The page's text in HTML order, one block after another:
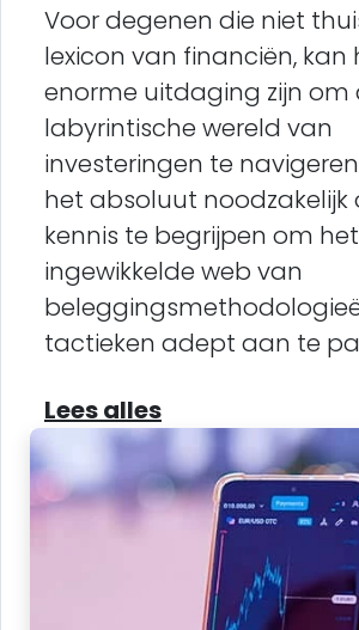
Voor degenen die niet
lexicon van financiën, kan
enorme uitdaging zijn om
labyrintische wereld van
investeringen te
het absoluut noodzakelijk
kennis te begrijpen om het
ingewikkelde web van
tactieken adept aan te
Lees alles